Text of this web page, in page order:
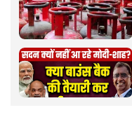
ताजा खबरें